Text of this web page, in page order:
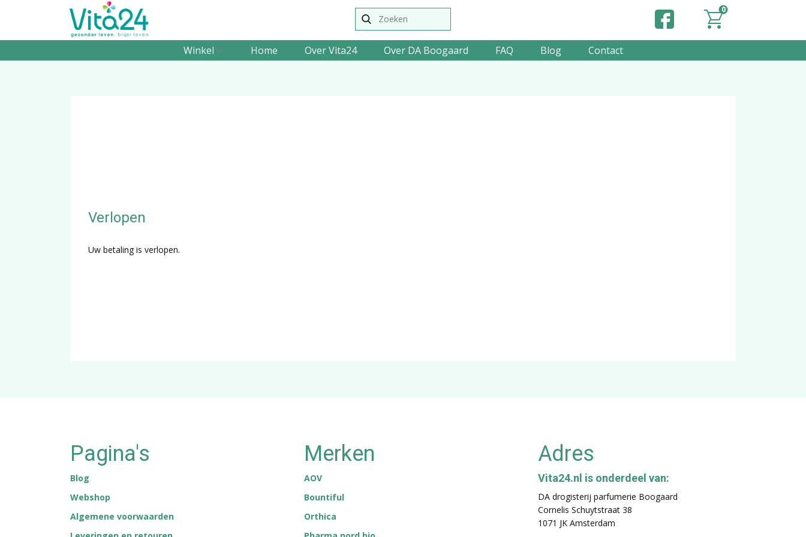
0
Winkel Home Over Vita24 Over DA Boogaard FAQ Blog Contact
Verlopen
Uw betaling is verlopen.
Pagina's
Blog
Webshop
Algemene voorwaarden
Merken
AOV
Bountiful
Orthica
Adres
Vita24.nl is onderdeel van:
DA drogisterij parfumerie Boogaard
Cornelis Schuytstraat 38
1071 JK Amsterdam